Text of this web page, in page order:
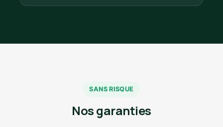
SANS RISQUE
Nos garanties